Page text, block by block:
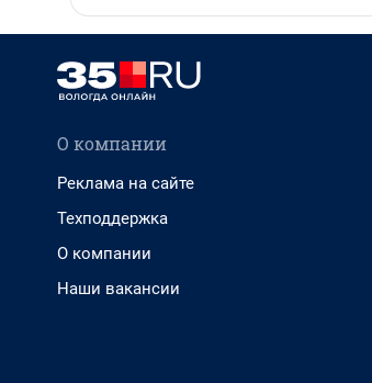
О компании
Реклама на сайте
Техподдержка
О компании
Наши вакансии